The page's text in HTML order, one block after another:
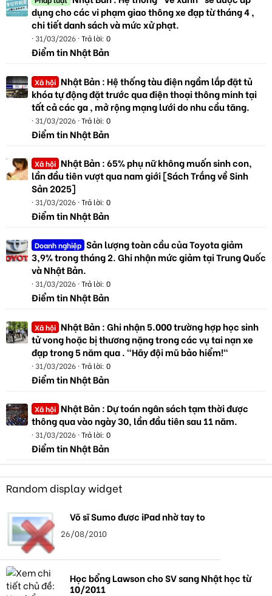
dụng cho các vi phạm giao thông xe đạp từ tháng 4 ,
chi tiết danh sách và mức xử phạt.
31/03/2026 Trả lời: 0
Điểm tin Nhật Bản
Xã hội Nhật Bản : Hệ thống tàu điện ngầm lắp đặt tủ
khóa tự động đặt trước qua điện thoại thông minh tại
tất cả các ga , mở rộng mạng lưới do nhu cầu tăng.
31/03/2026 Trả lời: 0
Điểm tin Nhật Bản
Xã hội Nhật Bản : 65% phụ nữ không muốn sinh con,
lần đầu tiên vượt qua nam giới [Sách Trắng về Sinh
Sản 2025]
31/03/2026 Trả lời: 0
Điểm tin Nhật Bản
Doanh nghiệp Sản lượng toàn cầu của Toyota giảm
3,9% trong tháng 2. Ghi nhận mức giảm tại Trung Quốc
và Nhật Bản.
31/03/2026 Trả lời: 0
Điểm tin Nhật Bản
Xã hội Nhật Bản : Ghi nhận 5.000 trường hợp học sinh
tử vong hoặc bị thương nặng trong các vụ tai nạn xe
đạp trong 5 năm qua . "Hãy đội mũ bảo hiểm!"
31/03/2026 Trả lời: 0
Điểm tin Nhật Bản
Xã hội Nhật Bản : Dự toán ngân sách tạm thời được
thông qua vào ngày 30, lần đầu tiên sau 11 năm.
31/03/2026 Trả lời: 0
Điểm tin Nhật Bản
Random display widget
Võ sĩ Sumo được iPad nhờ tay to
26/08/2010
Học bổng Lawson cho SV sang Nhật học từ
10/2011